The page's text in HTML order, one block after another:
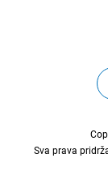
Sva prava